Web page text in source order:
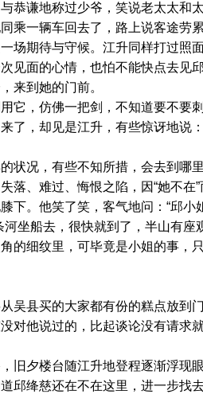
恭谦地称过少爷，笑说老太太和
乘一辆车回去了，路上说客途劳
期待与守候。江升同样打过照
见面的心情，也怕不能快点去见
来到她的门前。
，仿佛一把剑，不知道要不要
了，却见是江升，有些惊讶地说
况，有些不知所措，会去到哪
落、难过、悔恨之陷，因“她不
下。他笑了笑，客气地问：“邱小
船去，很快就到了，半山有座
的细纹里，可毕竟是小姐的事，
县买的大家都有份的糕点放到门
对他说过的，比起谈论没有请求
夕楼台随江升地登程逐渐浮现
邱绛慈还在不在这里，进一步找